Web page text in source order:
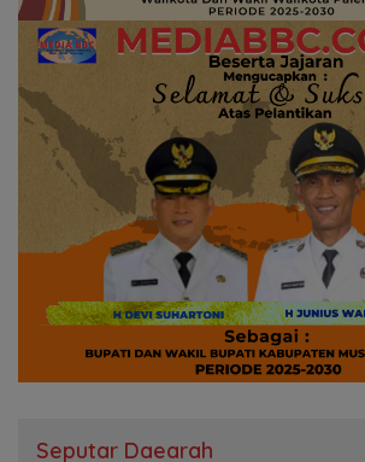
Seputar Daearah